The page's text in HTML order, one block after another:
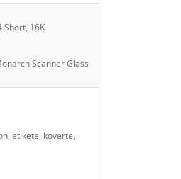
Short, 16K
Scanner Glass
etikete, koverte,